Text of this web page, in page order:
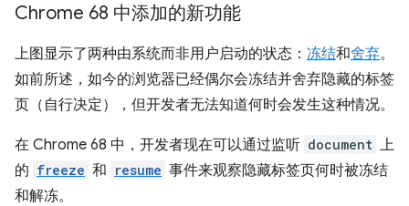
Chrome 68 中添加的新功能
上图显示了两种由系统而非用户启动的状态： 冻结和舍弃。
如前所述，如今的浏览器已经偶尔会冻结并舍弃隐藏的标签
页（自行决定），但开发者无法知道何时会发生这种情况。
在 Chrome 68 中，开发者现在可以通过监听 document 上
的 freeze 和 resume 事件来观察隐藏标签页何时被冻结
和解冻。